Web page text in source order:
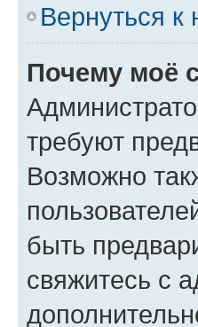
Вернуться к
Почему моё
требуют
Возможно
быть
свяжитесь с